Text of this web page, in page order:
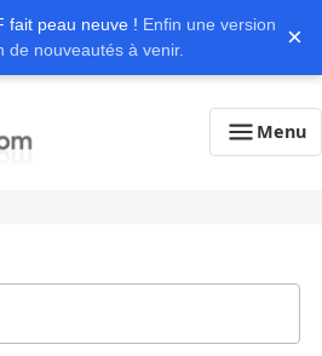
fait peau neuve ! Enfin une version
de nouveautés à venir.
×
Menu